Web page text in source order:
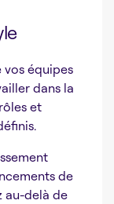
équipes
dans la
et
de
au-delà de